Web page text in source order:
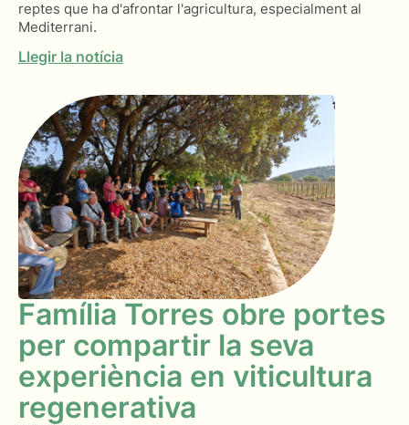
reptes que ha d'afrontar l'agricultura, especialment al
Mediterrani.
Llegir la notícia
Família Torres obre portes
per compartir la seva
experiència en viticultura
regenerativa